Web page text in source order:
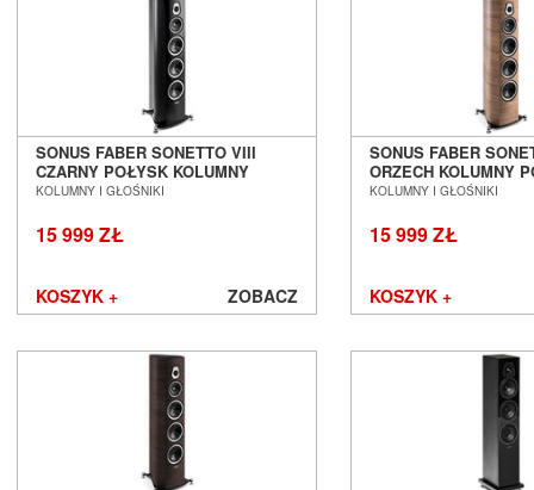
Tellurium Q
Tonar
Topping
Triangle
Unison Research
Usher
Van den Hul
SONUS FABER SONETTO VIII
CZARNY POŁYSK KOLUMNY
PODŁOGOWE SALON POZNAŃ
KOLUMNY I GŁOŚNIKI
15 999 ZŁ
KOSZYK + ZOBACZ
SONUS FABER
ORZECH KOLUMNY
SALON POZNAŃ
KOLUMNY I GŁOŚNIKI
15 999 ZŁ
KOSZYK +